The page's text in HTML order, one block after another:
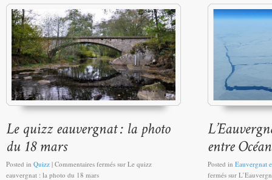
Posted in Quizz | Commentaires fermés sur Le quizz
eauvergnat : la photo du 18 mars
Posted in Eauvergnat
fermés sur